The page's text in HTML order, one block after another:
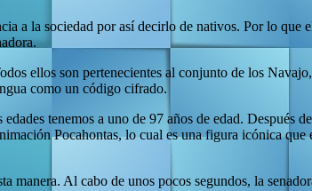
a la sociedad por así decirlo de nativos. Por lo
ellos son pertenecientes al conjunto de los
como un código cifrado.
tenemos a uno de 97 años de edad.
Pocahontas, lo cual es una figura icónica
manera. Al cabo de unos pocos segundos, la